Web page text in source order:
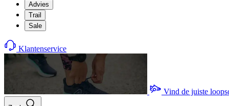
Advies
Trail
Sale
Klantenservice
Vind de juiste